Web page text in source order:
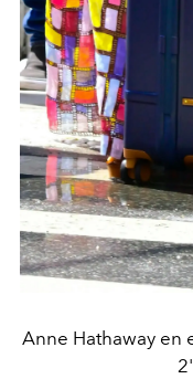
Anne Hathaway en